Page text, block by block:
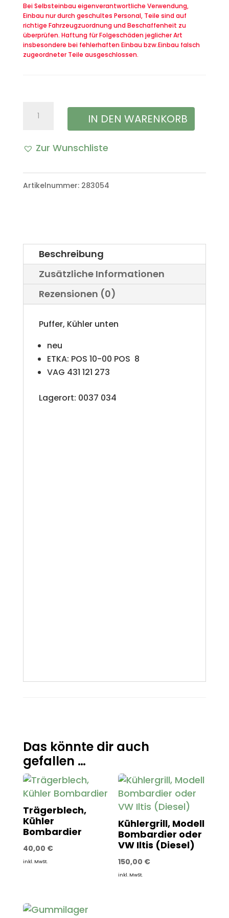
Bei Selbsteinbau eigenverantwortliche Verwendung,
Einbau nur durch geschultes Personal, Teile sind auf
richtige Fahrzeugzuordnung und Beschaffenheit zu
überprüfen. Haftung für Folgeschäden jeglicher Art
insbesondere bei fehlerhaften Einbau bzw.Einbau falsch
zugeordneter Teile ausgeschlossen.
Puffer
Kühler
VW
Menge
IN DEN WARENKORB
Zur Wunschliste
Artikelnummer: 283054
Beschreibung
Zusätzliche Informationen
Rezensionen (0)
Puffer, Kühler unten
neu
ETKA: POS 10-00 POS 8
VAG 431 121 273
Lagerort: 0037 034
Das könnte dir auch
gefallen …
Trägerblech,
Kühler
Bombardier
40,00 €
inkl. MwSt.
Kühlergrill, Modell
Bombardier oder
VW Iltis (Diesel)
150,00 €
inkl. MwSt.